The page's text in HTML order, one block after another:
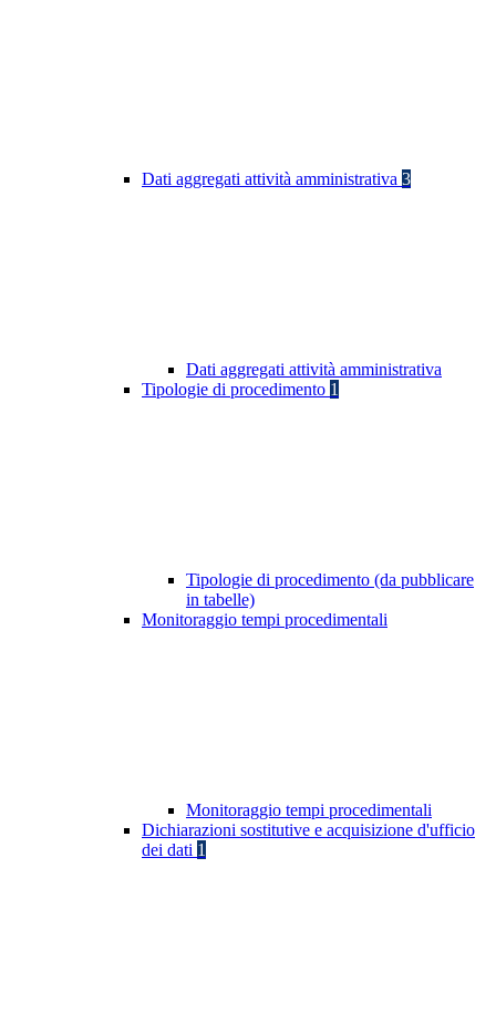
Dati aggregati attività amministrativa 3
Dati aggregati attività amministrativa
Tipologie di procedimento 1
Tipologie di procedimento (da pubblicare
in tabelle)
Monitoraggio tempi procedimentali
Monitoraggio tempi procedimentali
Dichiarazioni sostitutive e acquisizione d'ufficio
dei dati 1